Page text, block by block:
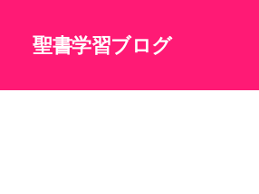
聖書学習ブログ